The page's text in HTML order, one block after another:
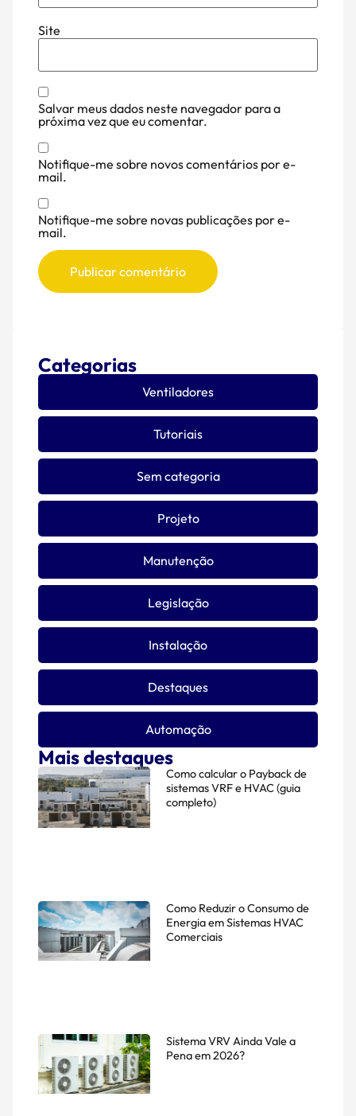
Site
Salvar meus dados neste navegador para a
próxima vez que eu comentar.
Notifique-me sobre novos comentários por e-
mail.
Notifique-me sobre novas publicações por e-
mail.
Categorias
Ventiladores
Tutoriais
Sem categoria
Projeto
Manutenção
Legislação
Instalação
Destaques
Automação
Mais destaques
Como calcular o Payback de
sistemas VRF e HVAC (guia
completo)
Como Reduzir o Consumo de
Energia em Sistemas HVAC
Comerciais
Sistema VRV Ainda Vale a
Pena em 2026?